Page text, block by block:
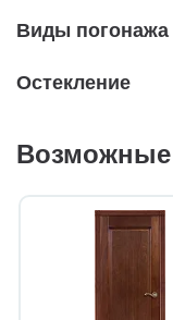
Виды погонажа
Остекление